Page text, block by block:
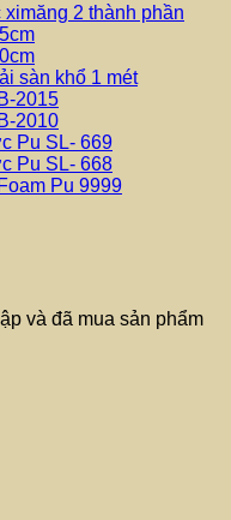
2 thành phần
sàn khổ 1 mét
2015
2010
Pu SL- 669
Pu SL- 668
Pu 9999
và đã mua sản phẩm